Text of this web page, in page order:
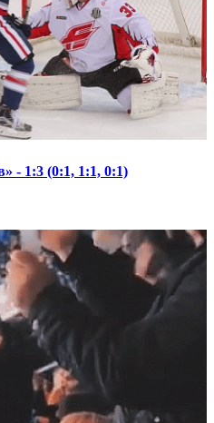
- 1:3 (0:1, 1:1, 0:1)